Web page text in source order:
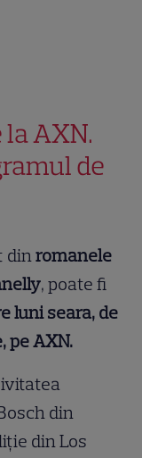
AXN.
de
dinromanele
, poate fi
luni seara, de
pe AXN.
din
din Los